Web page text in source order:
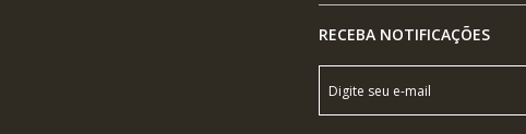
RECEBA NOTIFICAÇÕES